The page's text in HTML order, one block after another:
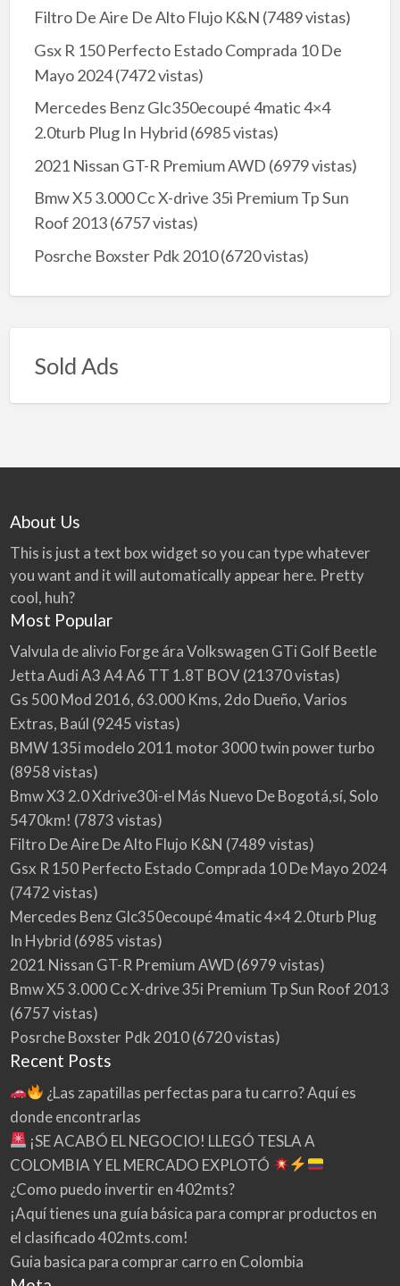
Filtro De Aire De Alto Flujo K&N (7489 vistas)
Gsx R 150 Perfecto Estado Comprada 10 De
Mayo 2024(7472 vistas)
Mercedes Benz Glc350ecoupé 4matic 4×4
2.0turb Plug In Hybrid (6985 vistas)
2021 Nissan GT-R Premium AWD (6979 vistas)
Bmw X5 3.000 Cc X-drive 35i Premium Tp Sun
Roof 2013(6757 vistas)
Posrche Boxster Pdk 2010(6720 vistas)
Sold Ads
About Us
This is just a text box widget so you can type whatever
you want and it will automatically appear here. Pretty
cool, huh?
Most Popular
Valvula de alivio Forge ára Volkswagen GTi Golf Beetle
Jetta Audi A3 A4 A6 TT 1.8T BOV(21370 vistas)
Gs 500 Mod 2016, 63.000 Kms, 2do Dueño, Varios
Extras, Baúl (9245 vistas)
BMW 135i modelo 2011 motor 3000 twin power turbo
(8958 vistas)
Bmw X3 2.0 Xdrive30i-el Más Nuevo De Bogotá,sí, Solo
5470km! (7873 vistas)
Filtro De Aire De Alto Flujo K&N (7489 vistas)
Gsx R 150 Perfecto Estado Comprada 10 De Mayo 2024
(7472 vistas)
Mercedes Benz Glc350ecoupé 4matic 4×4 2.0turb Plug
In Hybrid (6985 vistas)
2021 Nissan GT-R Premium AWD(6979 vistas)
Bmw X5 3.000 Cc X-drive 35i Premium Tp Sun Roof 2013
(6757 vistas)
Posrche Boxster Pdk 2010(6720 vistas)
Recent Posts
¿Las zapatillas perfectas para tu carro? Aquí es
donde encontrarlas
¡SE ACABÓ EL NEGOCIO! LLEGÓ TESLA A
COLOMBIA Y EL MERCADO EXPLOTÓ
¿Como puedo invertir en 402mts?
¡Aquí tienes una guía básica para comprar productos en
el clasificado 402mts.com!
Guia basica para comprar carro en Colombia